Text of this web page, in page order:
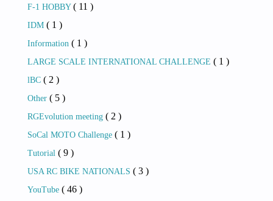
F-1 HOBBY ( 11 )
IDM ( 1 )
Information ( 1 )
LARGE SCALE INTERNATIONAL CHALLENGE ( 1 )
lBC ( 2 )
Other ( 5 )
RGEvolution meeting ( 2 )
SoCal MOTO Challenge ( 1 )
Tutorial ( 9 )
USA RC BIKE NATIONALS ( 3 )
YouTube ( 46 )